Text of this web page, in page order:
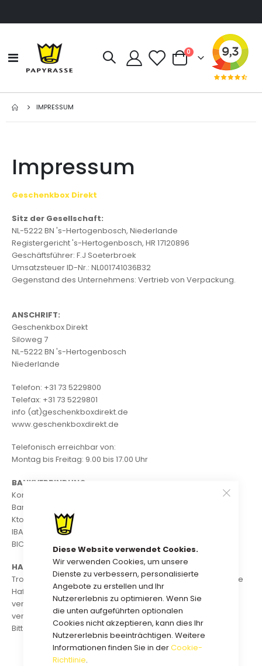
Diese Website verwendet Cookies.
Wir verwenden Cookies, um unsere
Dienste zu verbessern, personalisierte
Angebote zu erstellen und Ihr
Nutzererlebnis zu optimieren. Wenn Sie
die unten aufgeführten optionalen
Cookies nicht akzeptieren, kann dies Ihr
Nutzererlebnis beeinträchtigen. Weitere
Informationen finden Sie in derCookie-
Richtlinie.
Navigation
umschalten
Cart
0Artikel
IMPRESSUM
Impressum
Geschenkbox Direkt
Sitz der Gesellschaft:
NL-5222 BN 's-Hertogenbosch, Niederlande
Registergericht 's-Hertogenbosch, HR 17120896
Geschäftsführer: F.J Soeterbroek
Umsatzsteuer ID-Nr.: NL001741036B32
Gegenstand des Unternehmens: Vertrieb von Verpackung.
ANSCHRIFT:
Geschenkbox Direkt
Siloweg 7
NL-5222 BN 's-Hertogenbosch
Niederlande
Telefon: +31 73 5229800
Telefax: +31 73 5229801
info (at)geschenkboxdirekt.de
www.geschenkboxdirekt.de
Telefonisch erreichbar von:
Montag bis Freitag: 9.00 bis 17.00 Uhr
BANKVERBINDUNG
Kontoinhaber: Papyrasse Promotionele Verpakkingen
Bank: ING Bank 's-Hertogenbosch
Kto Nr.
IBAN : NL58 INGB 0682 0969 62
BIC : ING BNL 2A
HAFTUNGSHINWEIS:
Trotz sorgfältiger inhaltlicher Kontrolle übernehmen wir keine
Haftung für die Inhalte externer Links. Für den Inhalt der
verlinkten Seiten sind ausschließlich deren Betreiber
verantwortlich.
Bitte beachten Sie auch unsere Datenschutzerklärung.